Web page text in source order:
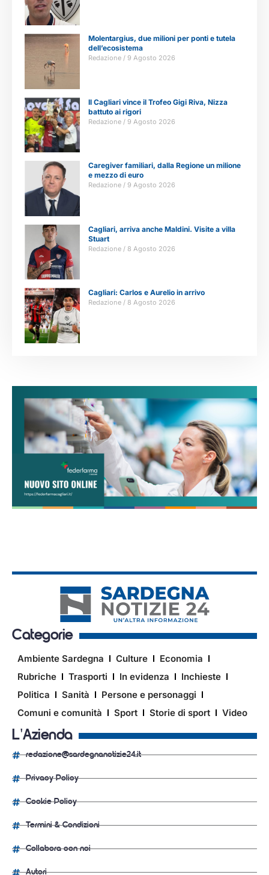
Molentargius, due milioni per ponti e tutela
dell’ecosistema
Redazione 9 Agosto 2026
Il Cagliari vince il Trofeo Gigi Riva, Nizza
battuto ai rigori
Redazione 9 Agosto 2026
Caregiver familiari, dalla Regione un milione
e mezzo di euro
Redazione 9 Agosto 2026
Cagliari, arriva anche Maldini. Visite a villa
Stuart
Redazione 8 Agosto 2026
Cagliari: Carlos e Aurelio in arrivo
Redazione 8 Agosto 2026
Categorie
Ambiente Sardegna Culture
Economia
Rubriche
Trasporti In evidenza
Inchieste
Politica
Sanità
Persone e personaggi
Comuni e comunità
Sport Storie di sport Video
L'Azienda
redazione@sardegnanotizie24.it
Privacy Policy
Cookie Policy
Termini & Condizioni
Collabora con noi
Autori